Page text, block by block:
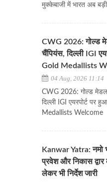
मुक्केबाजी में भारत अब
CWG 2026: गोल्ड
चैंपियंस, दिल्ली IGI
Gold Medallists
04 Aug, 2026 11:14
CWG 2026: गोल्ड
दिल्ली IGI एयरपोर्ट पर
Medallists Welcome
Kanwar Yatra:
प्रवेश और निकास
लेकर भी निर्देश जारी